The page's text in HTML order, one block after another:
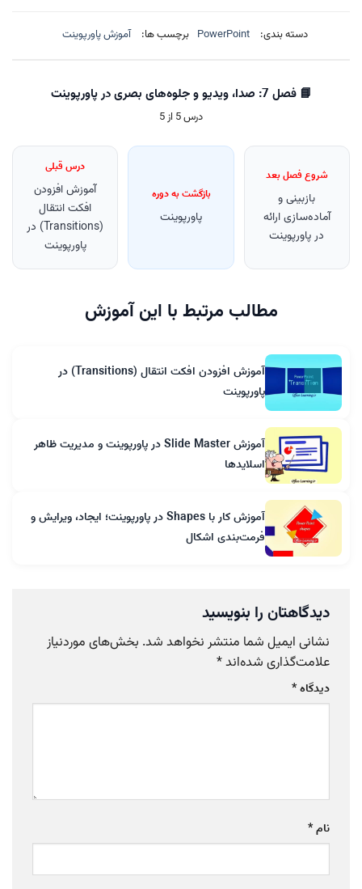
دسته بندی: PowerPoint برچسب ها: آموزش پاورپوینت
📘 فصل 7: صدا، ویدیو و جلوه‌های بصری در پاورپوینت
درس 5 از 5
شروع فصل بعد
بازبینی و
آماده‌سازی ارائه
در پاورپوینت
بازگشت به دوره
پاورپوینت
درس قبلی
آموزش افزودن
افکت انتقال
(Transitions) در
پاورپوینت
مطالب مرتبط با این آموزش
آموزش افزودن افکت انتقال (Transitions) در
پاورپوینت
آموزش Slide Master در پاورپوینت و مدیریت ظاهر
اسلایدها
آموزش کار با Shapes در پاورپوینت؛ ایجاد، ویرایش و
فرمت‌بندی اشکال
دیدگاهتان را بنویسید
نشانی ایمیل شما منتشر نخواهد شد. بخش‌های موردنیاز
علامت‌گذاری شده‌اند*
دیدگاه*
نام*